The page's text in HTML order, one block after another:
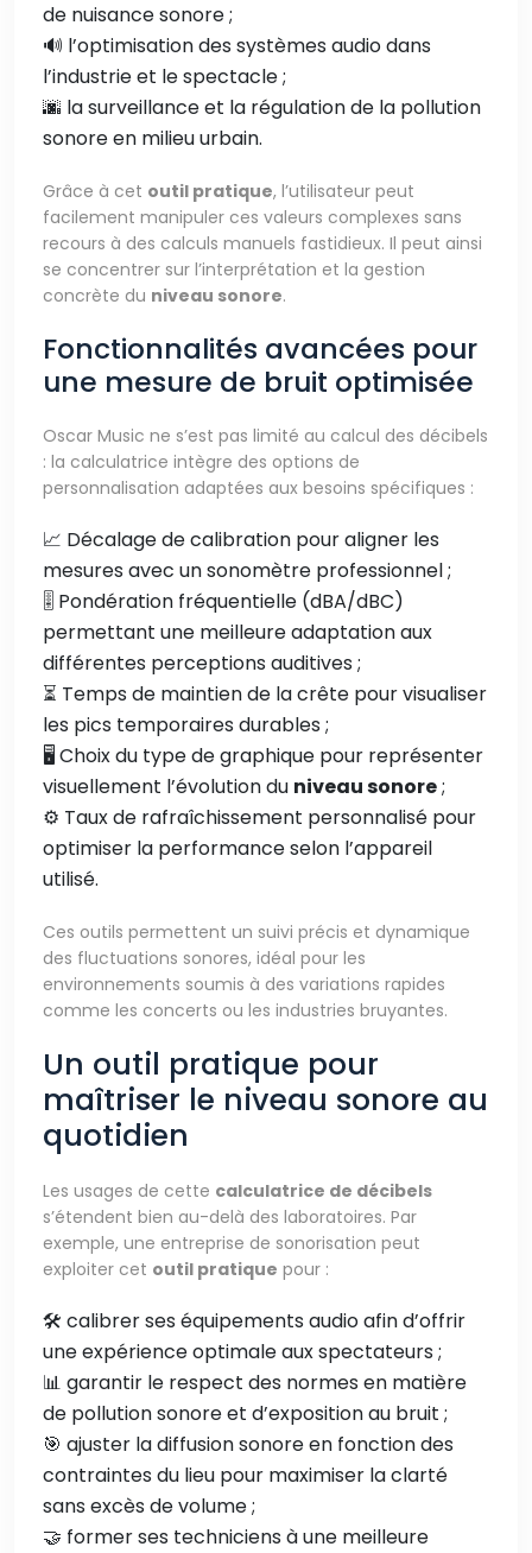
de nuisance sonore ;
🔊 l’optimisation des systèmes audio dans
l’industrie et le spectacle ;
🌆 la surveillance et la régulation de la pollution
sonore en milieu urbain.
Grâce à cet outil pratique, l’utilisateur peut
facilement manipuler ces valeurs complexes sans
recours à des calculs manuels fastidieux. Il peut ainsi
se concentrer sur l’interprétation et la gestion
concrète du niveau sonore.
Fonctionnalités avancées pour
une mesure de bruit optimisée
Oscar Music ne s’est pas limité au calcul des décibels
: la calculatrice intègre des options de
personnalisation adaptées aux besoins spécifiques :
📈 Décalage de calibration pour aligner les
mesures avec un sonomètre professionnel ;
🎚️ Pondération fréquentielle (dBA/dBC)
permettant une meilleure adaptation aux
différentes perceptions auditives ;
⏳ Temps de maintien de la crête pour visualiser
les pics temporaires durables ;
🖥️ Choix du type de graphique pour représenter
visuellement l’évolution du niveau sonore;
⚙️ Taux de rafraîchissement personnalisé pour
optimiser la performance selon l’appareil
utilisé.
Ces outils permettent un suivi précis et dynamique
des fluctuations sonores, idéal pour les
environnements soumis à des variations rapides
comme les concerts ou les industries bruyantes.
Un outil pratique pour
maîtriser le niveau sonore au
quotidien
Les usages de cette calculatrice de décibels
s’étendent bien au-delà des laboratoires. Par
exemple, une entreprise de sonorisation peut
exploiter cet outil pratique pour :
🛠️ calibrer ses équipements audio afin d’offrir
une expérience optimale aux spectateurs ;
📊 garantir le respect des normes en matière
de pollution sonore et d’exposition au bruit ;
🎯 ajuster la diffusion sonore en fonction des
contraintes du lieu pour maximiser la clarté
sans excès de volume ;
🤝 former ses techniciens à une meilleure